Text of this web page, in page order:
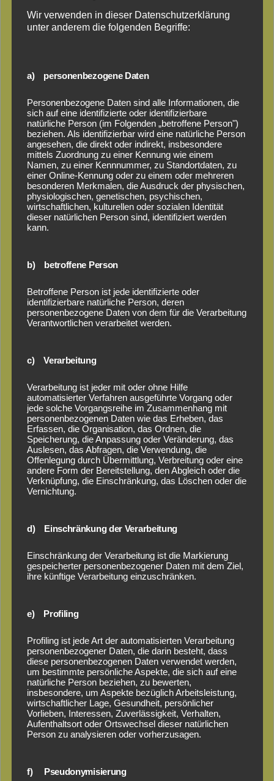
Woodfeeling
Saunakatalog
Sortiment:
Massivholzsauna, Systemsauna, Außensauna,
Saunaöfen
Kunststoffkatalog
Grenzsteine, Bordsteine, Vierkantprofile, Brettprofile,
Stegbohlen, Bodendielen, Paddockplatten, Hanpave,
Rasengittersteine, Mobile Geländeplatte,
Unkrautteller, Sitzgruppen, Sitzbank, Rundbank,
Blumenkübel, Sandkasten
Wir verwenden in dieser Datenschutzerklärung
unter anderem die folgenden Begriffe:
a) personenbezogene Daten
Personenbezogene Daten sind alle Informationen, die
sich auf eine identifizierte oder identifizierbare
natürliche Person (im Folgenden „betroffene Person")
beziehen. Als identifizierbar wird eine natürliche Person
angesehen, die direkt oder indirekt, insbesondere
mittels Zuordnung zu einer Kennung wie einem
Namen, zu einer Kennnummer, zu Standortdaten, zu
einer Online-Kennung oder zu einem oder mehreren
besonderen Merkmalen, die Ausdruck der physischen,
physiologischen, genetischen, psychischen,
wirtschaftlichen, kulturellen oder sozialen Identität
dieser natürlichen Person sind, identifiziert werden
kann.
b) betroffene Person
Betroffene Person ist jede identifizierte oder
identifizierbare natürliche Person, deren
personenbezogene Daten von dem für die Verarbeitung
Verantwortlichen verarbeitet werden.
c) Verarbeitung
Verarbeitung ist jeder mit oder ohne Hilfe
automatisierter Verfahren ausgeführte Vorgang oder
jede solche Vorgangsreihe im Zusammenhang mit
personenbezogenen Daten wie das Erheben, das
Erfassen, die Organisation, das Ordnen, die
Speicherung, die Anpassung oder Veränderung, das
Auslesen, das Abfragen, die Verwendung, die
Offenlegung durch Übermittlung, Verbreitung oder eine
andere Form der Bereitstellung, den Abgleich oder die
Verknüpfung, die Einschränkung, das Löschen oder die
Vernichtung.
d) Einschränkung der Verarbeitung
Einschränkung der Verarbeitung ist die Markierung
gespeicherter personenbezogener Daten mit dem Ziel,
ihre künftige Verarbeitung einzuschränken.
e) Profiling
Profiling ist jede Art der automatisierten Verarbeitung
personenbezogener Daten, die darin besteht, dass
diese personenbezogenen Daten verwendet werden,
um bestimmte persönliche Aspekte, die sich auf eine
natürliche Person beziehen, zu bewerten,
insbesondere, um Aspekte bezüglich Arbeitsleistung,
wirtschaftlicher Lage, Gesundheit, persönlicher
Vorlieben, Interessen, Zuverlässigkeit, Verhalten,
Aufenthaltsort oder Ortswechsel dieser natürlichen
Person zu analysieren oder vorherzusagen.
f) Pseudonymisierung